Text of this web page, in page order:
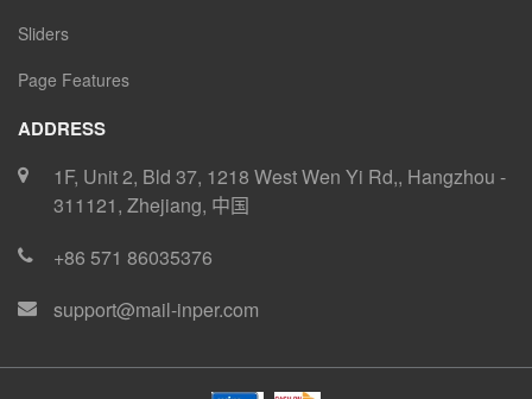
Sliders
Page Features
ADDRESS
1F, Unit 2, Bld 37, 1218 West Wen Yi Rd,, Hangzhou -
311121, Zhejiang, 中国
+86 571 86035376
support@mail-inper.com